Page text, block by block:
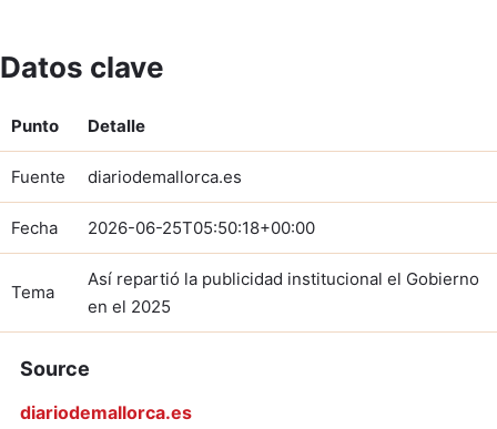
Datos clave
Punto Detalle
Fuente diariodemallorca.es
Fecha 2026-06-25T05:50:18+00:00
Tema
Así repartió la publicidad institucional el Gobierno
en el 2025
Source
diariodemallorca.es